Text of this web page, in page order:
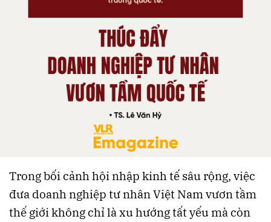
Trong bối cảnh hội nhập kinh tế sâu rộng, việc
đưa doanh nghiệp tư nhân Việt Nam vươn tầm
thế giới không chỉ là xu hướng tất yếu mà còn